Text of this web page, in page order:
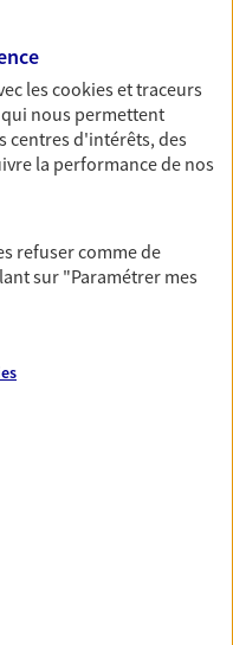
chapitre de
expert. Découvrez
Retraite)
retraite.
pour les
lescookies et traceurs
nous permettent
centres d'intérêts, des
la performance de nos
refuser comme de
sur "Paramétrer mes